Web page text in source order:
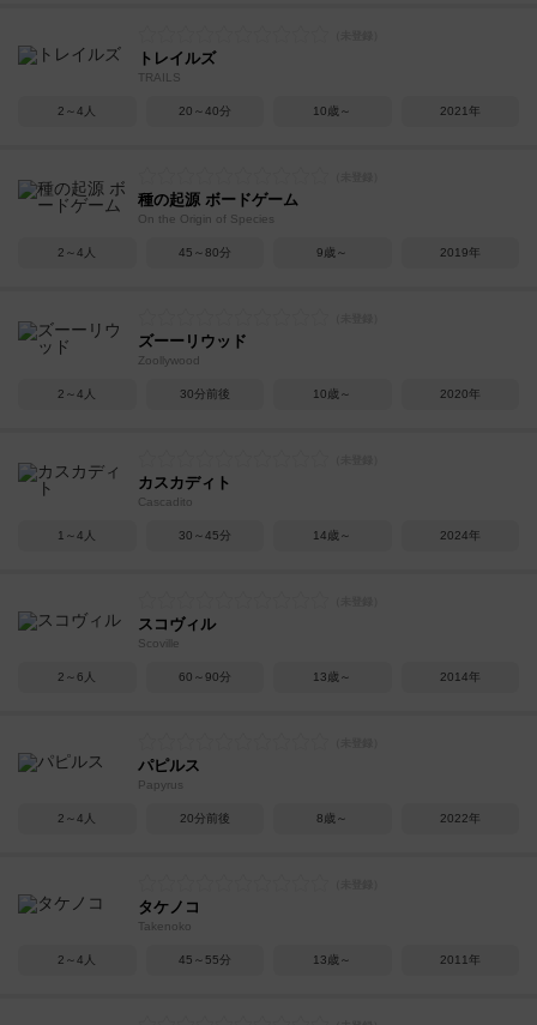
トレイルズ
TRAILS
2～4人 20～40分 10歳～ 2021年
種の起源 ボードゲーム
On the Origin of Species
2～4人 45～80分 9歳～ 2019年
ズーーリウッド
Zoollywood
2～4人 30分前後 10歳～ 2020年
カスカディト
Cascadito
1～4人 30～45分 14歳～ 2024年
スコヴィル
Scoville
2～6人 60～90分 13歳～ 2014年
パピルス
Papyrus
2～4人 20分前後 8歳～ 2022年
タケノコ
Takenoko
2～4人 45～55分 13歳～ 2011年